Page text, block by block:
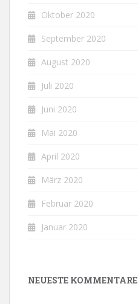
Oktober 2020
September 2020
August 2020
Juli 2020
Juni 2020
Mai 2020
April 2020
März 2020
Februar 2020
Januar 2020
NEUESTE KOMMENTARE